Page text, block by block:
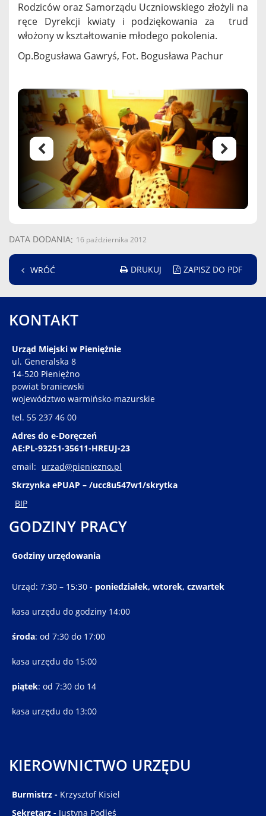
Rodziców oraz Samorządu Uczniowskiego złożyli na
ręce Dyrekcji kwiaty i podziękowania za trud
włożony w kształtowanie młodego pokolenia.
Op.Bogusława Gawryś, Fot. Bogusława Pachur
DATA DODANIA 16 października 2012
WRÓĆ DRUKUJ ZAPISZ DO PDF
KONTAKT
Urząd Miejski w Pieniężnie
ul. Generalska 8
14-520 Pieniężno
powiat braniewski
województwo warmińsko-mazurskie
tel. 55 237 46 00
Adres do e-Doręczeń
AE:PL-93251-35611-HREUJ-23
email: urzad@pieniezno.pl
Skrzynka ePUAP – /ucc8u547w1/skrytka
BIP
GODZINY PRACY
Godziny urzędowania
Urząd: 7:30 – 15:30 - poniedziałek, wtorek, czwartek
kasa urzędu do godziny 14:00
środa: od 7:30 do 17:00
kasa urzędu do 15:00
piątek: od 7:30 do 14
kasa urzędu do 13:00
KIEROWNICTWO URZĘDU
Burmistrz - Krzysztof Kisiel
Sekretarz - Justyna Podleś